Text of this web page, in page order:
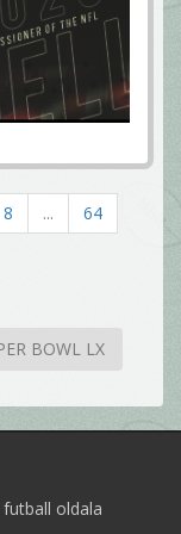
8 ...
64
BOWL LX
oldala